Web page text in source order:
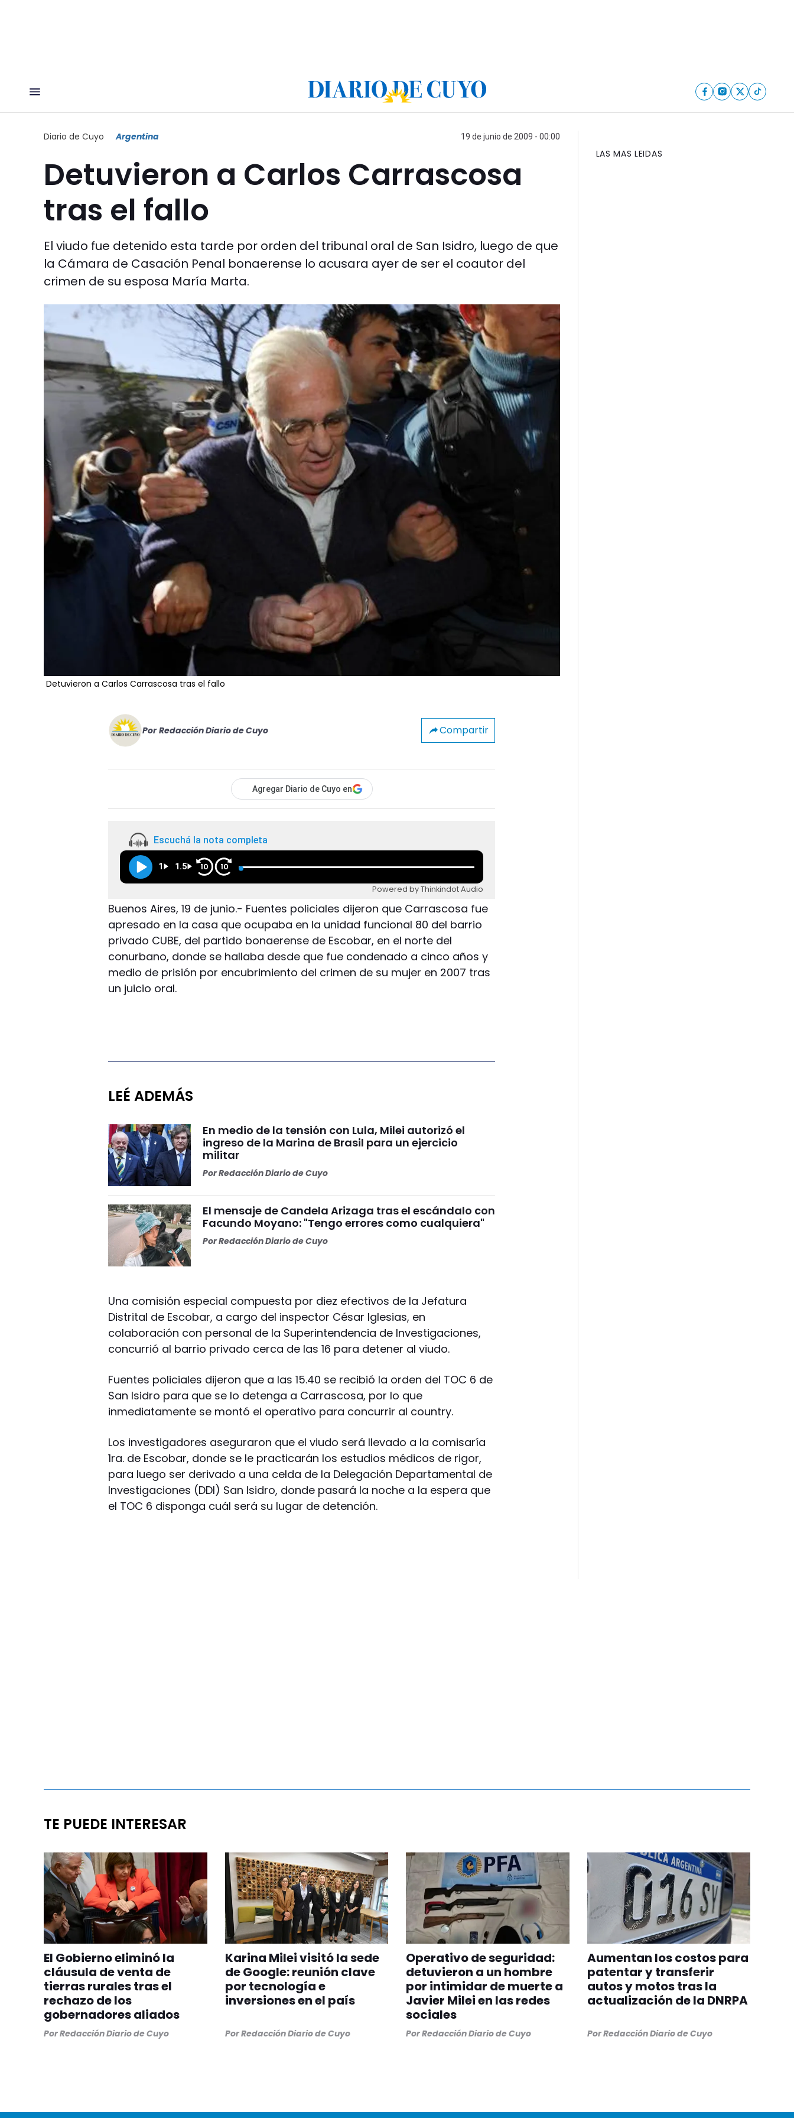
Diario de Cuyo Argentina 19 de junio de 2009 - 00:00
Detuvieron a Carlos Carrascosa
tras el fallo
El viudo fue detenido esta tarde por orden del tribunal oral de San Isidro, luego de que
la Cámara de Casación Penal bonaerense lo acusara ayer de ser el coautor del
crimen de su esposa María Marta.
Detuvieron a Carlos Carrascosa tras el fallo
Por Redacción Diario de Cuyo Compartir
Agregar Diario de Cuyo en
Escuchá la nota completa
1 1.5 10 10
Powered by Thinkindot Audio
Buenos Aires, 19 de junio.- Fuentes policiales dijeron que Carrascosa fue
apresado en la casa que ocupaba en la unidad funcional 80 del barrio
privado CUBE, del partido bonaerense de Escobar, en el norte del
conurbano, donde se hallaba desde que fue condenado a cinco años y
medio de prisión por encubrimiento del crimen de su mujer en 2007 tras
un juicio oral.
LEÉ ADEMÁS
En medio de la tensión con Lula, Milei autorizó el
ingreso de la Marina de Brasil para un ejercicio
militar
PorRedacción Diario de Cuyo
El mensaje de Candela Arizaga tras el escándalo con
Facundo Moyano: "Tengo errores como cualquiera"
PorRedacción Diario de Cuyo
Una comisión especial compuesta por diez efectivos de la Jefatura
Distrital de Escobar, a cargo del inspector César Iglesias, en
colaboración con personal de la Superintendencia de Investigaciones,
concurrió al barrio privado cerca de las 16 para detener al viudo.
Fuentes policiales dijeron que a las 15.40 se recibió la orden del TOC 6 de
San Isidro para que se lo detenga a Carrascosa, por lo que
inmediatamente se montó el operativo para concurrir al country.
Los investigadores aseguraron que el viudo será llevado a la comisaría
1ra. de Escobar, donde se le practicarán los estudios médicos de rigor,
para luego ser derivado a una celda de la Delegación Departamental de
Investigaciones (DDI) San Isidro, donde pasará la noche a la espera que
el TOC 6 disponga cuál será su lugar de detención.
LAS MAS LEIDAS
TE PUEDE INTERESAR
El Gobierno eliminó la
cláusula de venta de
tierras rurales tras el
rechazo de los
gobernadores aliados
PorRedacción Diario de Cuyo
Karina Milei visitó la sede
de Google: reunión clave
por tecnología e
inversiones en el país
PorRedacción Diario de Cuyo
Operativo de seguridad:
detuvieron a un hombre
por intimidar de muerte a
Javier Milei en las redes
sociales
PorRedacción Diario de Cuyo
Aumentan los costos para
patentar y transferir
autos y motos tras la
actualización de la DNRPA
PorRedacción Diario de Cuyo